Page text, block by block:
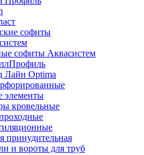
софиты
софиты Аквасистем
Лайн Optima
элементы
кровельные
принудительная
и вороты для труб